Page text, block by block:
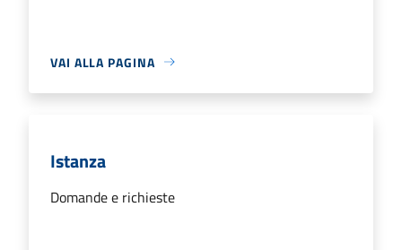
VAI ALLA PAGINA
Istanza
Domande e richieste